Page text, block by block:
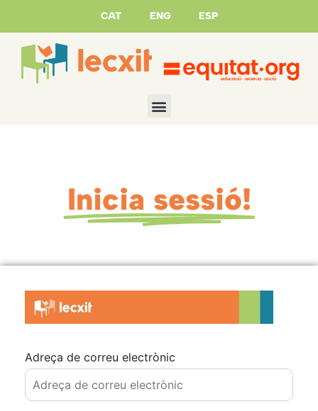
CAT ENG ESP
Inicia sessió!
Adreça de correu electrònic